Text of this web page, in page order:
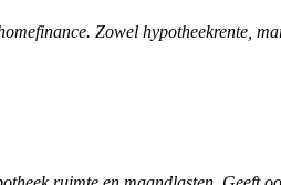
Zowel hypotheekrente,